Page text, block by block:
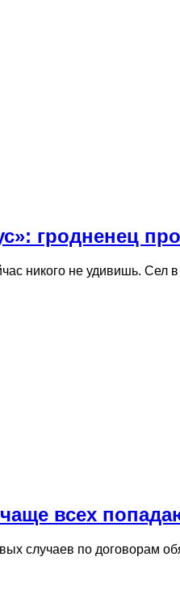
гродненец
никого не удивишь.
всех
случаев по